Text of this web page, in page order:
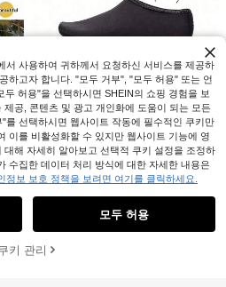
상품은 품절되었습니다.
모두 보기
품절
,
1
유니섹스 경량 속건 통기성 미끄럼 방
지 부드러운 비치 양말, 수영장, 해변,
보트 타기, 하이킹, 서핑, 스노클링, 수
상 스포츠, 해변 필수품, 수영장 플로
트에 적합
1,630원 -42%
서 사용하여 귀하께서 요청하신 서비스를 제공하
하고자 합니다. "모두 거부", "모두 허용" 또는 언
허용"을 선택하시면 SHEIN의 쇼핑 경험을 보
공, 콘텐츠 및 광고 개인화에 도움이 되는 모든
를 선택하시면 웹사이트 작동에 필수적인 쿠키만
이를 비활성화할 수 있지만 웹사이트 기능에 영
해 자세히 알아보고 선택적 쿠키 설정을 조정하
수집한 데이터 처리 방식에 대한 자세한 내용은
정보 보호 정책을 보려면 여기를 클릭하세요.
모두 허용
키 관리